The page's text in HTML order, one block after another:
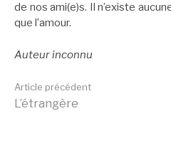
de nos ami(e)s. Il n’existe
que l’amour.
Auteur inconnu
Lire
Article précédent
L’étrangère